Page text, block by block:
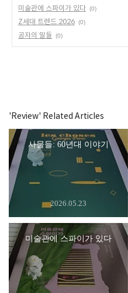
미술관에 스파이가 있다 (0)
Z세대 트렌드 2026 (0)
공자의 말들 (0)
'Review' Related Articles
사물들: 60년대 이야기
2026.05.23
미술관에 스파이가 있다